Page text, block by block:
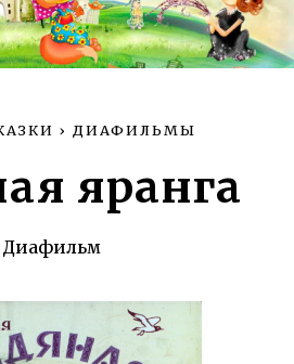
› ДИАФИЛЬМЫ
яранга
Диафильм